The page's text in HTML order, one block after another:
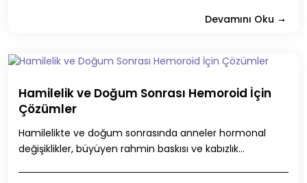
Devamını Oku
Hamilelik ve Doğum Sonrası Hemoroid İçin
Çözümler
Hamilelikte ve doğum sonrasında anneler hormonal
değişiklikler, büyüyen rahmin baskısı ve kabızlık...